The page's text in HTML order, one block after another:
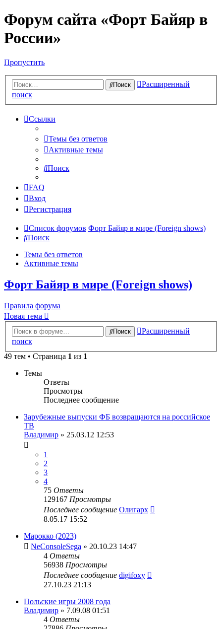
Форум сайта «Форт Байяр в
России»
Пропустить
Поиск
Расширенный
поиск
Ссылки
Темы без ответов
Активные темы
Поиск
FAQ
Вход
Регистрация
Список форумов Форт Байяр в мире (Foreign shows)
Поиск
Темы без ответов
Активные темы
Форт Байяр в мире (Foreign shows)
Правила форума
Новая тема
Поиск
Расширенный
поиск
49 тем • Страница 1 из 1
Темы
Ответы
Просмотры
Последнее сообщение
Зарубежные выпуски ФБ возвращаются на российское
ТВ
Владимир » 25.03.12 12:53
1
2
3
4
75 Ответы
129167 Просмотры
Последнее сообщение Олигарх
8.05.17 15:52
Марокко (2023)
NeConsoleSega » 20.10.23 14:47
4 Ответы
56938 Просмотры
Последнее сообщение digifoxy
27.10.23 21:13
Польские игры 2008 года
Владимир » 7.09.08 01:51
4 Ответы